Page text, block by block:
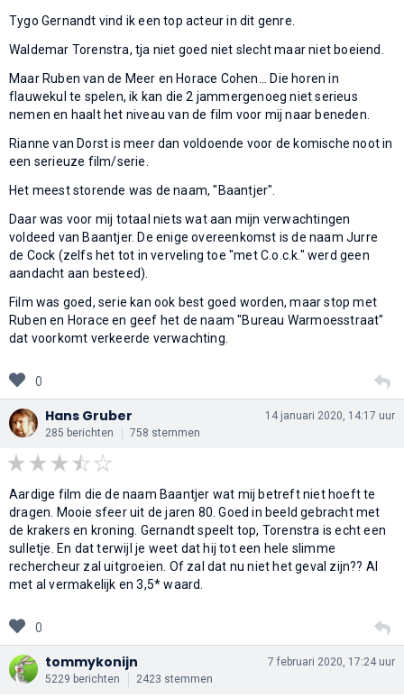
Tygo Gernandt vind ik een top acteur in dit genre.
Waldemar Torenstra, tja niet goed niet slecht maar niet boeiend.
Maar Ruben van de Meer en Horace Cohen... Die horen in
flauwekul te spelen, ik kan die 2 jammergenoeg niet serieus
nemen en haalt het niveau van de film voor mij naar beneden.
Rianne van Dorst is meer dan voldoende voor de komische noot in
een serieuze film/serie.
Het meest storende was de naam, "Baantjer".
Daar was voor mij totaal niets wat aan mijn verwachtingen
voldeed van Baantjer. De enige overeenkomst is de naam Jurre
de Cock (zelfs het tot in verveling toe "met C.o.c.k." werd geen
aandacht aan besteed).
Film was goed, serie kan ook best goed worden, maar stop met
Ruben en Horace en geef het de naam "Bureau Warmoesstraat"
dat voorkomt verkeerde verwachting.
0
Hans Gruber
285 berichten 758 stemmen
14 januari 2020, 14:17 uur
Aardige film die de naam Baantjer wat mij betreft niet hoeft te
dragen. Mooie sfeer uit de jaren 80. Goed in beeld gebracht met
de krakers en kroning. Gernandt speelt top, Torenstra is echt een
sulletje. En dat terwijl je weet dat hij tot een hele slimme
rechercheur zal uitgroeien. Of zal dat nu niet het geval zijn?? Al
met al vermakelijk en 3,5* waard.
0
tommykonijn
5229 berichten 2423 stemmen
7 februari 2020, 17:24 uur